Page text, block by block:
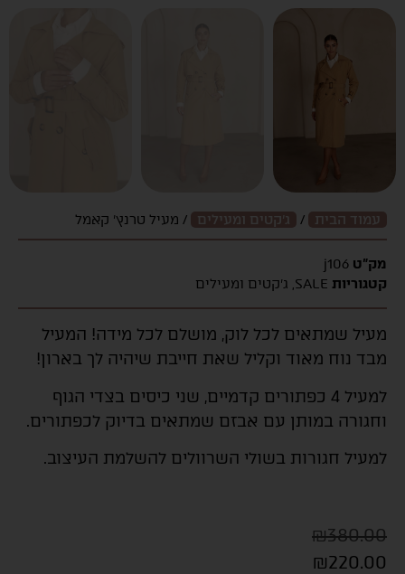
עמוד הבית / ג'קטים ומעילים / מעיל טרנץ’ קאמל
מק"ט j106
קטגוריות SALE
, ג'קטים ומעילים
מעיל שמתאים לכל לוק, מושלם לכל מידה! המעיל
מבד נוח מאוד וקליל שאת חייבת שיהיה לך בארון!
למעיל 4 כפתורים קדמיים, שני כיסים בצדי הגוף
וחגורה במותן עם אבזם שמתאים בדיוק לכפתורים.
למעיל חגורות בשולי השרוולים להשלמת העיצוב.
₪380.00
₪220.00